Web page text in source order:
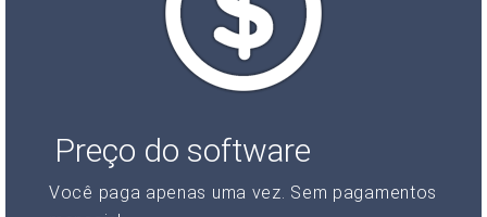
Preço do software
Você paga apenas uma vez. Sem pagamentos